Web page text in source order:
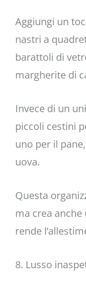
Aggiungi un
nastri a
barattoli di
margherite di
Invece di un
piccoli cestini
uno per il
uova.
Questa
ma crea anche
rende
8. Lusso